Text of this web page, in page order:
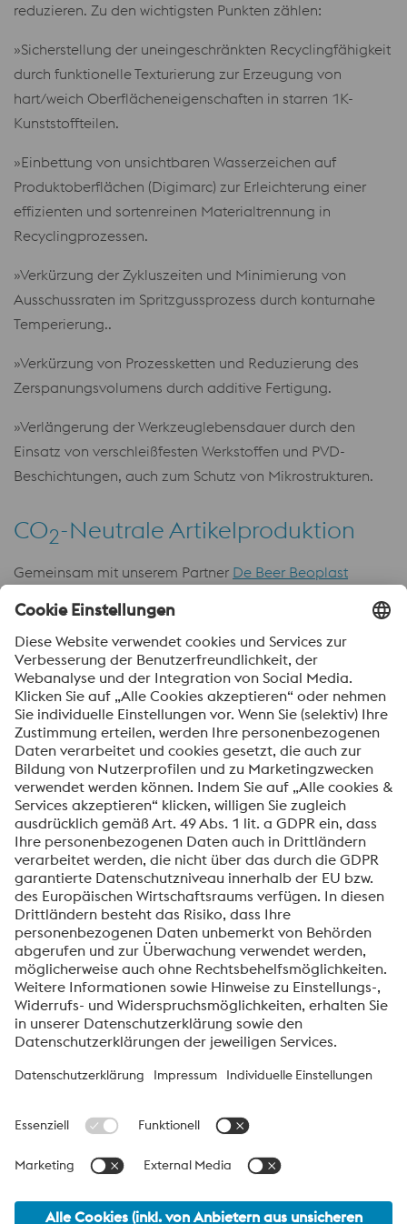
reduzieren. Zu den wichtigsten Punkten zählen:
»Sicherstellung der uneingeschränkten Recyclingfähigkeit
durch funktionelle Texturierung zur Erzeugung von
hart/weich Oberflächeneigenschaften in starren 1K-
Kunststoffteilen.
»Einbettung von unsichtbaren Wasserzeichen auf
Produktoberflächen (Digimarc) zur Erleichterung einer
effizienten und sortenreinen Materialtrennung in
Recyclingprozessen.
»Verkürzung der Zykluszeiten und Minimierung von
Ausschussraten im Spritzgussprozess durch konturnahe
Temperierung..
»Verkürzung von Prozessketten und Reduzierung des
Zerspanungsvolumens durch additive Fertigung.
»Verlängerung der Werkzeuglebensdauer durch den
Einsatz von verschleißfesten Werkstoffen und PVD-
Beschichtungen, auch zum Schutz von Mikrostrukturen.
CO2-Neutrale Artikelproduktion
Gemeinsam mit unserem Partner De Beer Beoplast
Nachhaltigkeit und kombinieren unser Wissen über die
CO2-neutrale Verarbeitung umweltfreundlicher
Kunststoffe, um unseren Kund:innen in der Reduzierung
der CO2-Emissionen entlang der Lieferketten zu
unterstützen. De Beer Beoplast ist das erste komplett
emissionsfreie und CO2 -neutrale Kunststoffwerk in
Europa mit der Spezialisierung auf die nachhaltige
Produktion von Kunststoffprodukten und ist entsprechend
zertifiziert:
ISO 14064-3 Klimaneutral (TÜV)
ISO 50001 Energieaudit (TÜV)
ISO 14001 Umweltaudit (TÜV)
voestalpine High Performance Metals International
GmbH
Die voestalpine High Performance Metals International GmbH ist
eine österreichische Vertriebsgesellschaft der High Performance
Metals Division des voestalpine-Konzerns. Die Division
Produktsegmente und ist weltweit Marktführer für
Werkzeugstähle und Sonderwerkstoffe.
voestalpine Group Navigation